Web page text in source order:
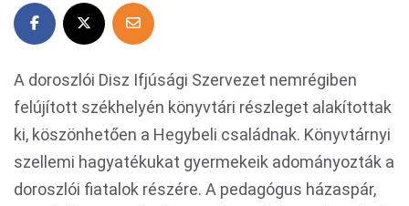
A doroszlói Disz Ifjúsági Szervezet nemrégiben
felújított székhelyén könyvtári részleget alakítottak
ki, köszönhetően a Hegybeli családnak. Könyvtárnyi
szellemi hagyatékukat gyermekeik adományozták a
doroszlói fiatalok részére. A pedagógus házaspár,